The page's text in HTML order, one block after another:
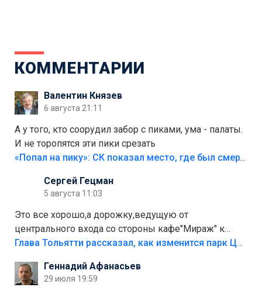
КОММЕНТАРИИ
Валентин Князев
6 августа 21:11
А у того, кто соорудил забор с пиками, ума - палаты.
И не торопятся эти пики срезать
«Попал на пику»: СК показал место, где был смертельно травмирован ребенок в Тольятти
Сергей Гецман
5 августа 11:03
Это все хорошо,а дорожку,ведущую от
центрального входа со стороны кафе"Мираж" к
аттракционам слабо доделать?А то бордюры
лежала в парке и испортилась.Да еще,видимо,часть
украли.
Глава Тольятти рассказал, как изменится парк Центрального района
Геннадий Афанасьев
29 июля 19:59